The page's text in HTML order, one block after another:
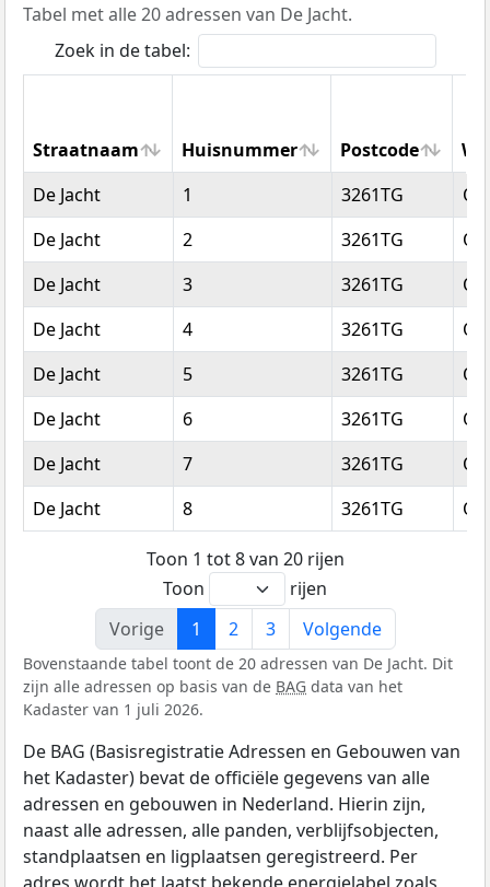
Tabel met alle 20 adressen van De Jacht.
Zoek in de tabel:
Straatnaam Huisnummer Postcode
Straatnaam
Huisnummer Postcode
De Jacht 1 3261TG
De Jacht
2 3261TG
De Jacht
3 3261TG
De Jacht
4 3261TG
De Jacht
5 3261TG
De Jacht
6 3261TG
De Jacht
7 3261TG
De Jacht
8 3261TG
Toon 1 tot 8 van 20 rijen
Toon
rijen
Vorige
1 2 3 Volgende
Bovenstaande tabel toont de 20 adressen van De Jacht. Dit
zijn alle adressen op basis van de BAG data van het
Kadaster van 1 juli 2026.
De BAG (Basisregistratie Adressen en Gebouwen van
het Kadaster) bevat de officiële gegevens van alle
adressen en gebouwen in Nederland. Hierin zijn,
naast alle adressen, alle panden, verblijfsobjecten,
standplaatsen en ligplaatsen geregistreerd. Per